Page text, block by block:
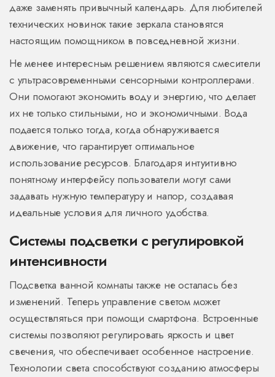
даже заменять привычный календарь. Для любителей
технических новинок такие зеркала становятся
настоящим помощником в повседневной жизни.
Не менее интересным решением являются смесители
с ультрасовременными сенсорными контроллерами.
Они помогают экономить воду и энергию, что делает
их не только стильными, но и экономичными. Вода
подается только тогда, когда обнаруживается
движение, что гарантирует оптимальное
использование ресурсов. Благодаря интуитивно
понятному интерфейсу пользователи могут сами
задавать нужную температуру и напор, создавая
идеальные условия для личного удобства.
Системы подсветки с регулировкой
интенсивности
Подсветка ванной комнаты также не осталась без
изменений. Теперь управление светом может
осуществляться при помощи смартфона. Встроенные
системы позволяют регулировать яркость и цвет
свечения, что обеспечивает особенное настроение.
Технологии света способствуют созданию атмосферы